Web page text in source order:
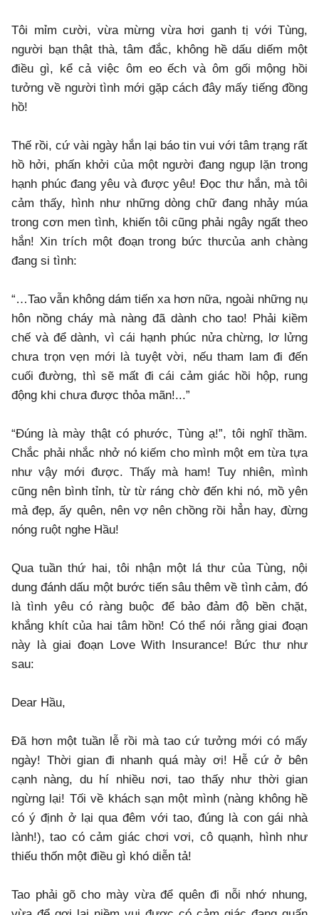
Tôi mỉm cười, vừa mừng vừa hơi ganh tị với Tùng,
người bạn thật thà, tâm đắc, không hề dấu diếm một
điều gì, kể cả việc ôm eo ếch và ôm gối mộng hồi
tưởng về người tình mới gặp cách đây mấy tiếng đồng
hồ!
Thế rồi, cứ vài ngày hắn lại báo tin vui với tâm trạng rất
hồ hởi, phấn khởi của một người đang ngụp lặn trong
hạnh phúc đang yêu và được yêu! Đọc thư hắn, mà tôi
cảm thấy, hình như những dòng chữ đang nhảy múa
trong cơn men tình, khiến tôi cũng phải ngây ngất theo
hắn! Xin trích một đoạn trong bức thưcủa anh chàng
đang si tình:
“…Tao vẫn không dám tiến xa hơn nữa, ngoài những nụ
hôn nồng cháy mà nàng đã dành cho tao! Phải kiềm
chế và để dành, vì cái hạnh phúc nửa chừng, lơ lửng
chưa trọn vẹn mới là tuyệt vời, nếu tham lam đi đến
cuối đường, thì sẽ mất đi cái cảm giác hồi hộp, rung
động khi chưa được thỏa mãn!...”
“Đúng là mày thật có phước, Tùng ạ!”, tôi nghĩ thầm.
Chắc phải nhắc nhở nó kiếm cho mình một em từa tựa
như vậy mới được. Thấy mà ham! Tuy nhiên, mình
cũng nên bình tỉnh, từ từ ráng chờ đến khi nó, mồ yên
mả đẹp, ấy quên, nên vợ nên chồng rồi hẳn hay, đừng
nóng ruột nghe Hầu!
Qua tuần thứ hai, tôi nhận một lá thư của Tùng, nội
dung đánh dấu một bước tiến sâu thêm về tình cảm, đó
là tình yêu có ràng buộc để bảo đảm độ bền chặt,
khắng khít của hai tâm hồn! Có thể nói rằng giai đoạn
này là giai đoạn Love With Insurance! Bức thư như
sau:
Dear Hầu,
Đã hơn một tuần lễ rồi mà tao cứ tưởng mới có mấy
ngày! Thời gian đi nhanh quá mày ơi! Hễ cứ ở bên
cạnh nàng, du hí nhiều nơi, tao thấy như thời gian
ngừng lại! Tối về khách sạn một mình (nàng không hề
có ý định ở lại qua đêm với tao, đúng là con gái nhà
lành!), tao có cảm giác chơi vơi, cô quạnh, hình như
thiếu thốn một điều gì khó diễn tả!
Tao phải gõ cho mày vừa để quên đi nỗi nhớ nhung,